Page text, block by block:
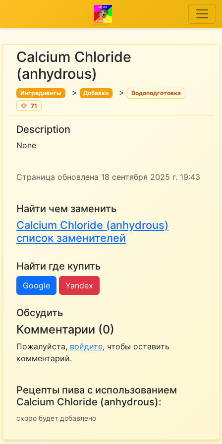
Calcium Chloride
(anhydrous)
Ингредиенты > Добавки > Водоподготовка
71
Description
None
Страница обновлена 18 сентября 2025 г. 19:43
Найти чем заменить
Calcium Chloride (anhydrous)
список заменителей
Найти где купить
Google Yandex
Обсудить
Комментарии (0)
Пожалуйста, войдите, чтобы оставить
комментарий.
Рецепты пива с использованием
Calcium Chloride (anhydrous):
скоро будет добавлено